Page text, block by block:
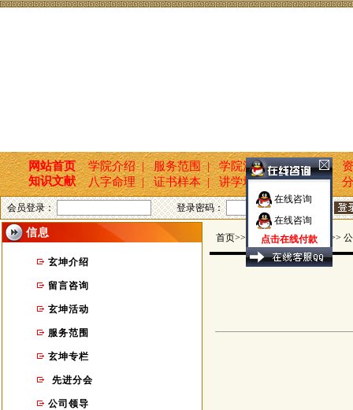
在线咨询
在线咨询
点击在线付款
网站首页 学院介绍 | 服务范围 | 学院活动 | 新闻报道 |
知识文献
八字命理 | 证书样本 | 讲学培训 | 国学文化 |
会员登录： 登录密码：
信息
玄坤介绍
留言咨询
玄坤活动
服务范围
玄坤专栏
先进分会
公司领导
首页>>玄坤命名轩 >> 信息 >>